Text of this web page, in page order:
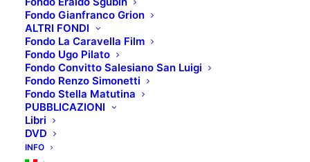
Fondo Gianfranco Grion
ALTRI FONDI
Fondo La Caravella Film
Fondo Ugo Pilato
Fondo Convitto Salesiano San Luigi
Fondo Renzo Simonetti
Fondo Stella Matutina
PUBBLICAZIONI
Libri
DVD
INFO
Titolo originale: Miss Marx
Regista: Susanna Nicchiarelli
Interpreti: Romola Garai, Patrick
Kennedy, John Gordon Sinclair
Anno di produzione
Paese di produzione
Genere